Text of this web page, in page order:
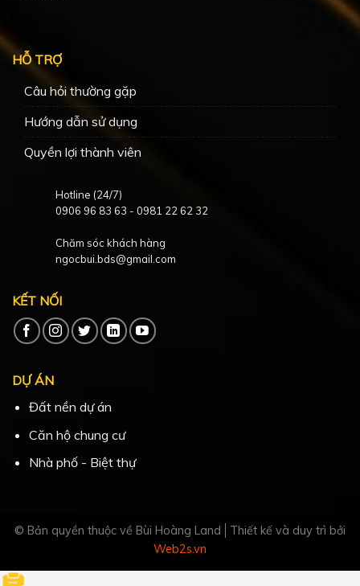
HỖ TRỢ
Câu hỏi thường gặp
Hướng dẫn sử dụng
Quyền lợi thành viên
Hotline (24/7)
0906 96 83 63 - 0981 22 62 32
Chăm sóc khách hàng
ngocbui.bds@gmail.com
KẾT NỐI
DỰ ÁN
Đất nền dự án
Căn hộ chung cư
Nhà phố - Biệt thự
© Bản quyền thuộc về Bùi Hoàng Land
Thiết kế và duy trì bởi
Web2s.vn